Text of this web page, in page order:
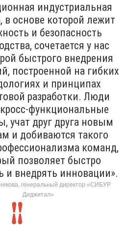
индустриальная
в основе которой лежит
и безопасность
сочетается у нас
быстрого внедрения
построенной на гибких
и принципах
разработки. Люди
функциональные
учат друг друга новым
и добиваются такого
команд,
позволяет быстро
и внедрять инновации».
генеральный директор «СИБУР
Диджитал»